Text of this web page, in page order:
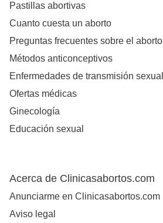
Pastillas abortivas
Cuanto cuesta un aborto
Preguntas frecuentes sobre el aborto
Métodos anticonceptivos
Enfermedades de transmisión sexual
Ofertas médicas
Ginecología
Educación sexual
Acerca de Clinicasabortos.com
Anunciarme en Clinicasabortos.com
Aviso legal